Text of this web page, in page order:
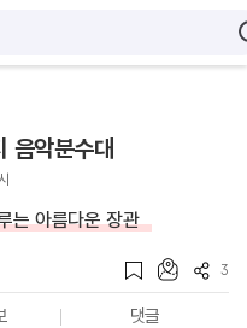
음악분수대
는 아름다운 장관
3
댓글